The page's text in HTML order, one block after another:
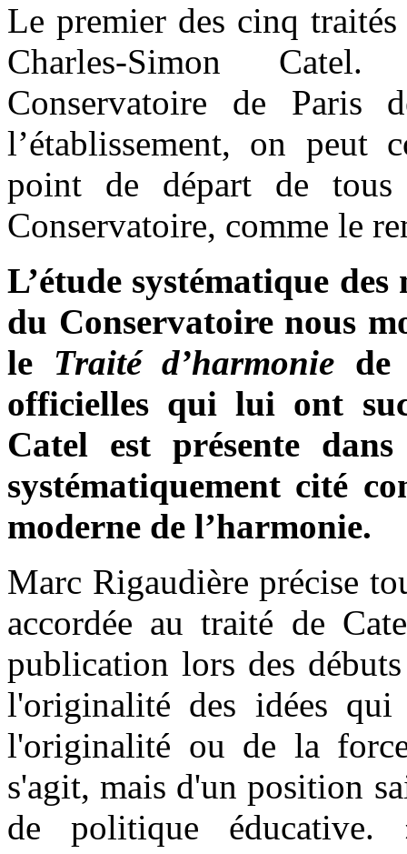
Le premier des cinq
Charles-Simon
Conservatoire de Paris
l’établissement, on peut
point de départ de tous
Conservatoire, comme le
L’étude systématique
du Conservatoire nous
le Traité d’harmonie de
officielles qui lui ont
Catel est présente
systématiquement cité
moderne de l’harmonie.
Marc Rigaudière précise
accordée au traité de
publication lors des
l'originalité des idées
l'originalité ou de la
s'agit, mais d'un position
de politique